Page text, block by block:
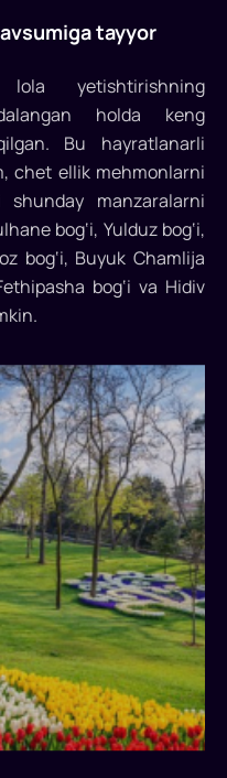
tayyor
lola yetishtirishning
holda keng
Bu hayratlanarli
chet ellik mehmonlarni
manzaralarni
bog‘i, Yulduz bog‘i,
bog‘i, Buyuk Chamlija
bog‘i va Hidiv